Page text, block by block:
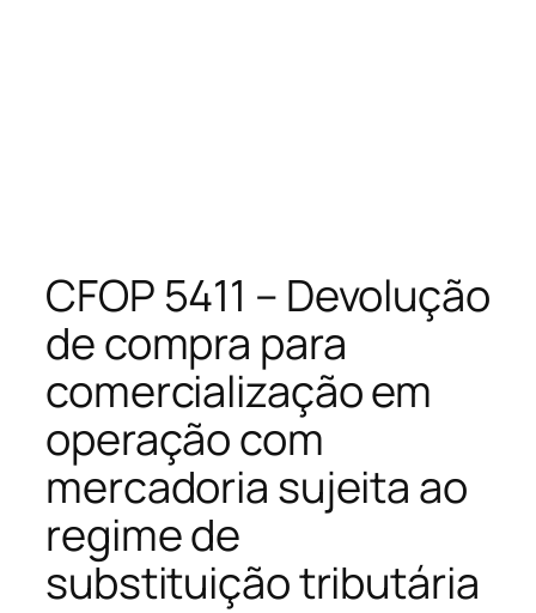
CFOP 5411 – Devolução
de compra para
comercialização em
operação com
mercadoria sujeita ao
regime de
substituição tributária